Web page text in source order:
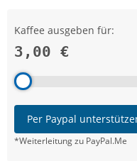
Kaffee ausgeben für:
3,00 €
Per Paypal
*Weiterleitung zu PayPal.Me